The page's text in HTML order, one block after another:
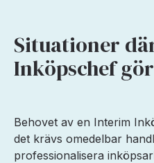
Situationer
Inköpschef
Behovet av en Interim
det krävs omedelbar
professionalisera